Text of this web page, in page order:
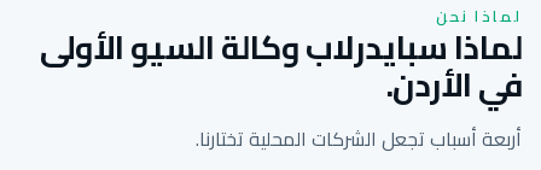
لماذا نحن
لماذا سبايدرلاب وكالة السيو الأولى
في الأردن.
أربعة أسباب تجعل الشركات المحلية تختارنا.